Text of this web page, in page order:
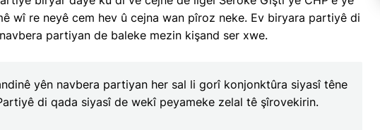
wî re neyê cem hev û cejna wan pîroz neke. Ev biryara partiyê di
partiyan de baleke mezin kişand ser xwe.
yên navbera partiyan her sal li gorî konjonktûra siyasî têne
di qada siyasî de wekî peyameke zelal tê şîrovekirin.